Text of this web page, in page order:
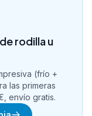
rodilla u
(frío +
las primeras
envío gratis.